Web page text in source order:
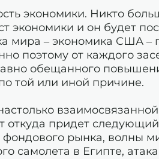
экономики. Никто
экономики и он будет
мира – экономика США –
поэтому от каждого
обещанного
той или иной причине.
откуда придет
фондового рынка, волны
самолета в Египте,